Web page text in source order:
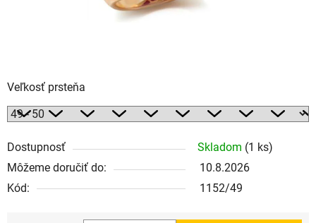
Veľkosť prsteňa
Dostupnosť Skladom (1 ks)
Môžeme doručiť do:
10.8.2026
Kód:
1152/49